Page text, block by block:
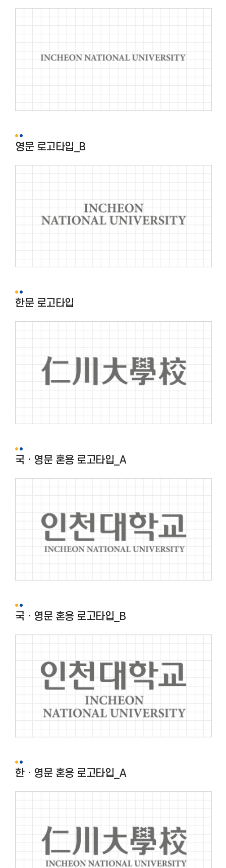
영문 로고타입_B
한문 로고타입
국ㆍ영문 혼용 로고타입_A
국ㆍ영문 혼용 로고타입_B
한ㆍ영문 혼용 로고타입_A